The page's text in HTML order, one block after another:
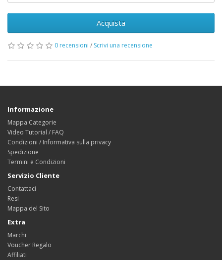
Acquista
0 recensioni / Scrivi una recensione
Informazione
Mappa Categorie
Video Tutorial / FAQ
Condizioni / Informativa sulla privacy
Spedizione
Termini e Condizioni
Servizio Cliente
Contattaci
Resi
Mappa del Sito
Extra
Marchi
Voucher Regalo
Affiliati